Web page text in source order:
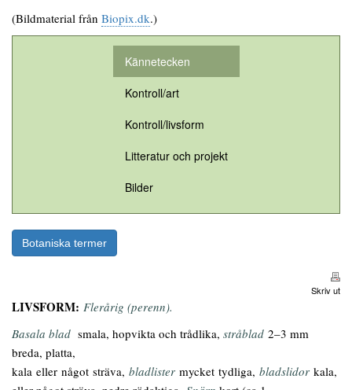
(Bildmaterial från Biopix.dk.)
Kännetecken
Kontroll/art
Kontroll/livsform
Litteratur och projekt
Bilder
Botaniska termer
Skriv ut
LIVSFORM: Flerårig (perenn).
Basala blad smala, hopvikta och trådlika, stråblad 2–3 mm
breda, platta,
kala eller något sträva, bladlister mycket tydliga, bladslidor kala,